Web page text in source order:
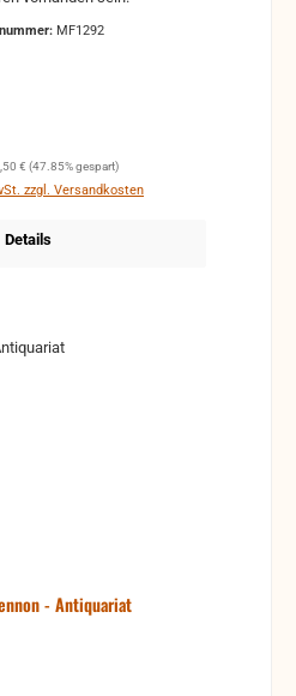
MF1292
Preis:
€ (47.85% gespart)
zzgl. Versandkosten
Details
- Antiquariat